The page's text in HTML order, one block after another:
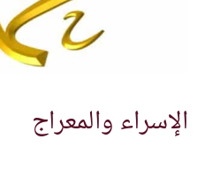
الإسراء والمعراج